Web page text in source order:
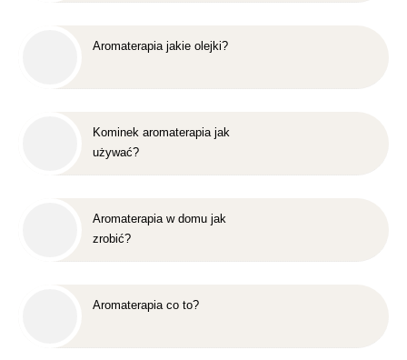
Aromaterapia jakie olejki?
Kominek aromaterapia jak
używać?
Aromaterapia w domu jak
zrobić?
Aromaterapia co to?